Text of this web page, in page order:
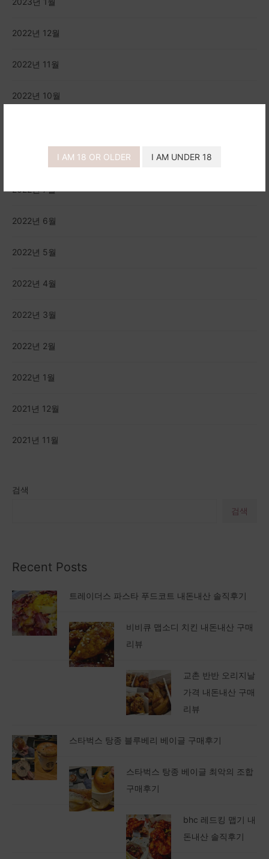
I AM 18 OR OLDER I AM UNDER 18
검색
검색
Recent Posts
트레이더스 파스타 푸드코트 내돈내산 솔직후기
비비큐 맵소디 치킨 내돈내산 구매
리뷰
교촌 반반 오리지날
가격 내돈내산 구매
리뷰
스타벅스 탕종 블루베리 베이글 구매후기
스타벅스 탕종 베이글 최악의 조합
구매후기
bhc 레드킹 맵기 내
돈내산 솔직후기
2022년 12월
2022년 11월
2022년 10월
2022년 7월
2022년 6월
2022년 5월
2022년 4월
2022년 3월
2022년 2월
2022년 1월
2021년 12월
2021년 11월